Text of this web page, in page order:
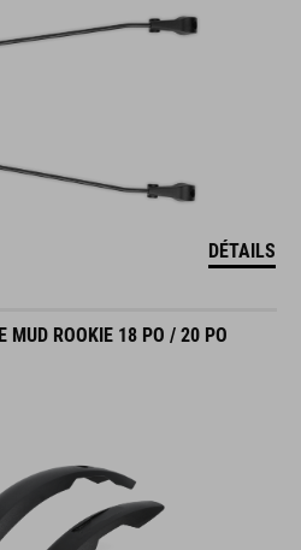
DÉTAILS
MUD ROOKIE 18 PO / 20 PO